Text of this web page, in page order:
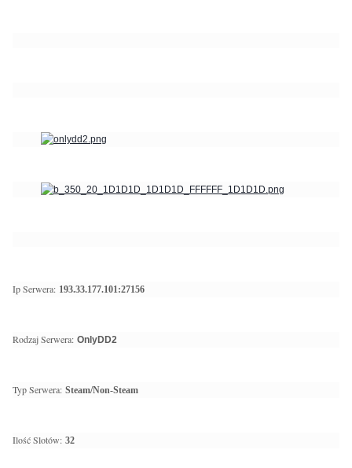
Ip Serwera: 193.33.177.101:27156
Rodzaj Serwera: OnlyDD2
Typ Serwera: Steam/Non-Steam
Ilość Slotów: 32